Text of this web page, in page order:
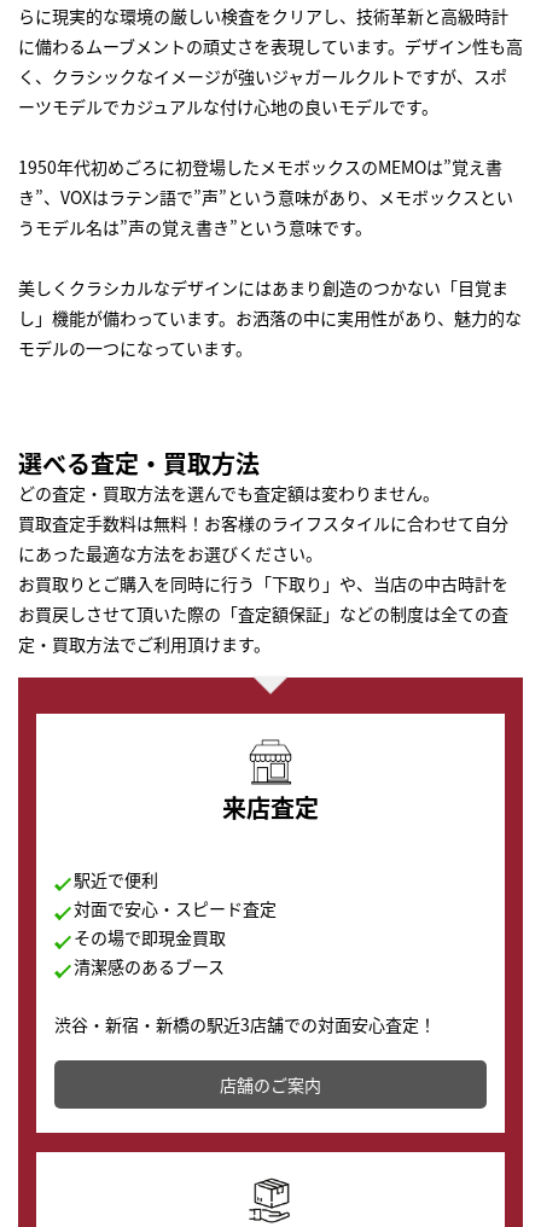
らに現実的な環境の厳しい検査をクリアし、技術革新と高級時計
に備わるムーブメントの頑丈さを表現しています。デザイン性も高
く、クラシックなイメージが強いジャガールクルトですが、スポ
ーツモデルでカジュアルな付け心地の良いモデルです。
1950年代初めごろに初登場したメモボックスのMEMOは”覚え書
き”、VOXはラテン語で”声”という意味があり、メモボックスとい
うモデル名は”声の覚え書き”という意味です。
美しくクラシカルなデザインにはあまり創造のつかない「目覚ま
し」機能が備わっています。お洒落の中に実用性があり、魅力的な
モデルの一つになっています。
選べる査定・買取方法
どの査定・買取方法を選んでも査定額は変わりません。
買取査定手数料は無料！お客様のライフスタイルに合わせて自分
にあった最適な方法をお選びください。
お買取りとご購入を同時に行う「下取り」や、当店の中古時計を
お買戻しさせて頂いた際の「査定額保証」などの制度は全ての査
定・買取方法でご利用頂けます。
来店査定
駅近で便利
対面で安心・スピード査定
その場で即現金買取
清潔感のあるブース
渋谷・新宿・新橋の駅近3店舗での対面安心査定！
その場で現金買取致します。渋谷本店では、時計販売の
店舗を併設しており、下取りに出してお得に新しい時計
の購入もできます♪
店舗のご案内